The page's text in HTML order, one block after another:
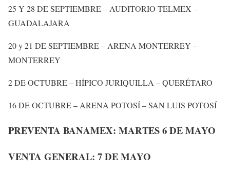
25 Y 28 DE SEPTIEMBRE – AUDITORIO TELMEX –
GUADALAJARA
20 y 21 DE SEPTIEMBRE – ARENA MONTERREY –
MONTERREY
2 DE OCTUBRE – HÍPICO JURIQUILLA – QUERÉTARO
16 DE OCTUBRE – ARENA POTOSÍ – SAN LUIS POTOSÍ
PREVENTA BANAMEX: MARTES 6 DE MAYO
VENTA GENERAL: 7 DE MAYO